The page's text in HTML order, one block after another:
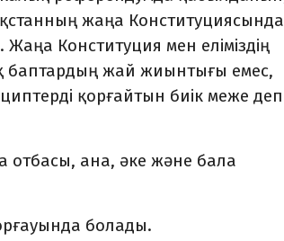
жаңа Конституциясында
Конституция мен еліміздің
баптардың жай жиынтығы емес,
қорғайтын биік меже деп
отбасы, ана, әке және бала
болады.